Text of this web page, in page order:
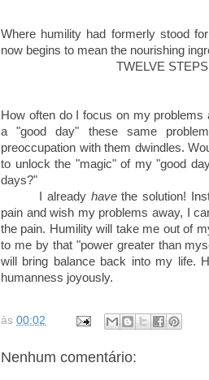
Where humility had formerly stood
now begins to mean the nourishing
TWELVE
How often do I focus on my
a "good day" these same
preoccupation with them dwindles.
to unlock the "magic" of my "good
days?"
I already havethe solution!
pain and wish my problems away, I
the pain. Humility will take me out of
to me by that "power greater than
will bring balance back into my life.
humanness joyously.
às 00:02
Nenhum comentário: